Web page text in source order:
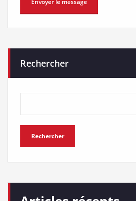
Rechercher
Rechercher